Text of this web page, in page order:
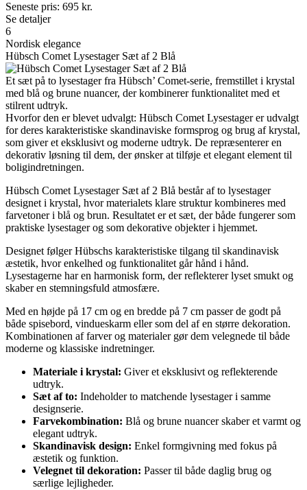
Seneste pris: 695 kr.
Se detaljer
6
Nordisk elegance
Hübsch Comet Lysestager Sæt af 2 Blå
Et sæt på to lysestager fra Hübsch’ Comet-serie, fremstillet i krystal
med blå og brune nuancer, der kombinerer funktionalitet med et
stilrent udtryk.
Hvorfor den er blevet udvalgt: Hübsch Comet Lysestager er udvalgt
for deres karakteristiske skandinaviske formsprog og brug af krystal,
som giver et eksklusivt og moderne udtryk. De repræsenterer en
dekorativ løsning til dem, der ønsker at tilføje et elegant element til
boligindretningen.
Hübsch Comet Lysestager Sæt af 2 Blå består af to lysestager
designet i krystal, hvor materialets klare struktur kombineres med
farvetoner i blå og brun. Resultatet er et sæt, der både fungerer som
praktiske lysestager og som dekorative objekter i hjemmet.
Designet følger Hübschs karakteristiske tilgang til skandinavisk
æstetik, hvor enkelhed og funktionalitet går hånd i hånd.
Lysestagerne har en harmonisk form, der reflekterer lyset smukt og
skaber en stemningsfuld atmosfære.
Med en højde på 17 cm og en bredde på 7 cm passer de godt på
både spisebord, vindueskarm eller som del af en større dekoration.
Kombinationen af farver og materialer gør dem velegnede til både
moderne og klassiske indretninger.
Materiale i krystal: Giver et eksklusivt og reflekterende
udtryk.
Sæt af to: Indeholder to matchende lysestager i samme
designserie.
Farvekombination: Blå og brune nuancer skaber et varmt og
elegant udtryk.
Skandinavisk design: Enkel formgivning med fokus på
æstetik og funktion.
Velegnet til dekoration: Passer til både daglig brug og
særlige lejligheder.